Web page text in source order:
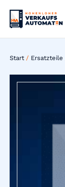
Start / Ersatzteile